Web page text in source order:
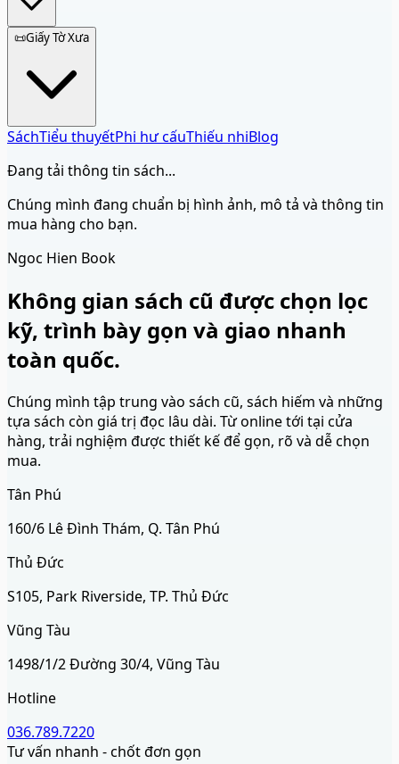
📜Giấy Tờ Xưa
SáchTiểu thuyếtPhi hư cấuThiếu nhiBlog
Đang tải thông tin sách...
Chúng mình đang chuẩn bị hình ảnh, mô tả và thông tin
mua hàng cho bạn.
Ngoc Hien Book
Không gian sách cũ được chọn lọc
kỹ, trình bày gọn và giao nhanh
toàn quốc.
Chúng mình tập trung vào sách cũ, sách hiếm và những
tựa sách còn giá trị đọc lâu dài. Từ online tới tại cửa
hàng, trải nghiệm được thiết kế để gọn, rõ và dễ chọn
mua.
Tân Phú
160/6 Lê Đình Thám, Q. Tân Phú
Thủ Đức
S105, Park Riverside, TP. Thủ Đức
Vũng Tàu
1498/1/2 Đường 30/4, Vũng Tàu
Hotline
036.789.7220
Tư vấn nhanh - chốt đơn gọn